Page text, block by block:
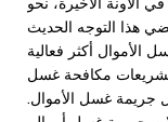
هذا التوجه الحديث
الأموال أكثر فعالية
تشريعات مكافحة غسل
جريمة غسل الأموال.